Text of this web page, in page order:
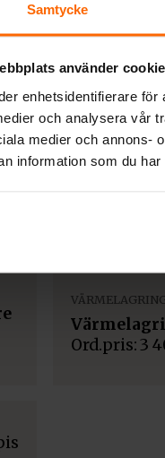
Samtycke
använder
enhetsidentifierare
och analysera vår
medier och annons-
information som du
3